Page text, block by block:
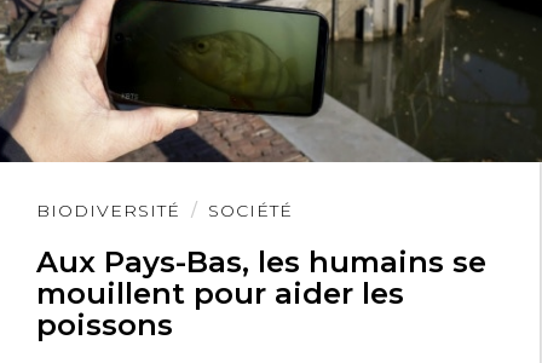
BIODIVERSITÉ SOCIÉTÉ
Aux Pays-Bas, les humains se
mouillent pour aider les
poissons
Lire